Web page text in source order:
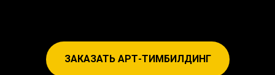
ЗАКАЗАТЬ АРТ-ТИМБИЛДИНГ